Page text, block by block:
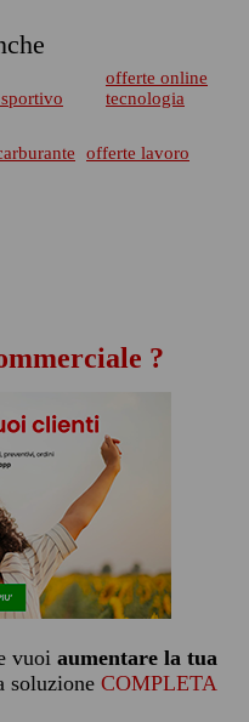
offerte online
tecnologia
offerte lavoro
?
vuoi aumentare la tua
soluzione COMPLETA